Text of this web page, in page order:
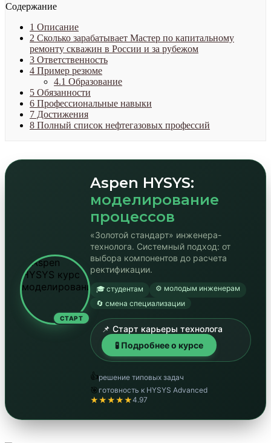
Содержание
1 Описание
2 Сколько зарабатывает Мастер по капитальному
ремонту скважин в России и за рубежом
3 Ответственность
4 Пример резюме
4.1 Образование
5 Обязанности
6 Профессиональные навыки
7 Достижения
8 Полный список нефтегазовых профессий
СТАРТ
Aspen HYSYS:
моделирование
процессов
«Золотой стандарт» инженера-
технолога. Системный подход: от
выбора компонентов до расчета
ректификации.
🎓 студентам
⚙️ молодым инженерам
🔄 смена специализации
📌 Старт карьеры технолога
🧪 Подробнее о курсе
👍решение типовых задач
🎯 готовность к HYSYS Advanced
★★★★★4.97